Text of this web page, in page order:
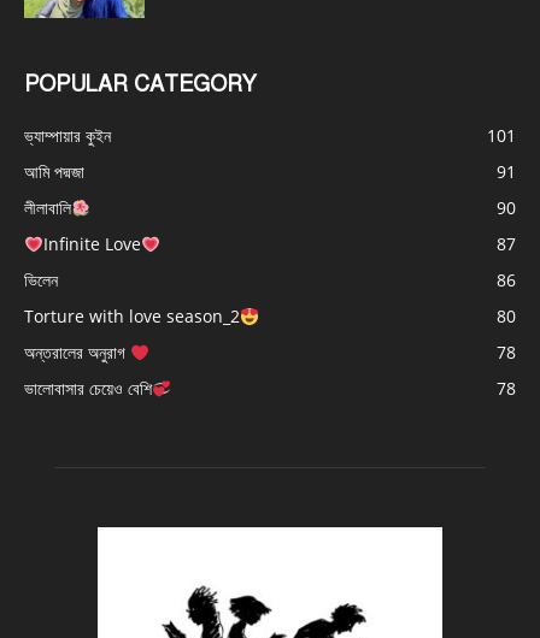
POPULAR CATEGORY
ভ্যাম্পায়ার কুইন
101
আমি পদ্মজা
91
লীলাবালি
90
Infinite Love
87
ভিলেন
86
Torture with love season_2
80
অন্তরালের অনুরাগ
78
ভালোবাসার চেয়েও বেশি
78